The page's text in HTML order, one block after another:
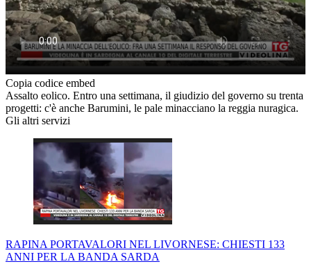
Copia codice embed
Assalto eolico. Entro una settimana, il giudizio del governo su trenta
progetti: c'è anche Barumini, le pale minacciano la reggia nuragica.
Gli altri servizi
RAPINA PORTAVALORI NEL LIVORNESE: CHIESTI 133
ANNI PER LA BANDA SARDA